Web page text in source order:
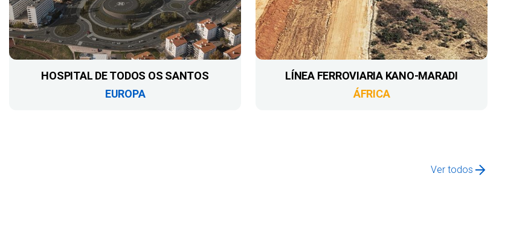
HOSPITAL DE TODOS OS SANTOS
EUROPA
LÍNEA FERROVIARIA KANO-MARADI
ÁFRICA
Ver todos